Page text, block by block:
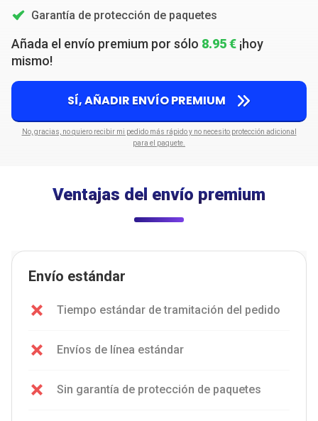
Garantía de protección de paquetes
Añada el envío premium por sólo 8.95 € ¡hoy
mismo!
SÍ, AÑADIR ENVÍO PREMIUM
No, gracias, no quiero recibir mi pedido más rápido y no necesito protección adicional
para el paquete.
Ventajas del envío premium
Envío estándar
Tiempo estándar de tramitación del pedido
Envíos de línea estándar
Sin garantía de protección de paquetes